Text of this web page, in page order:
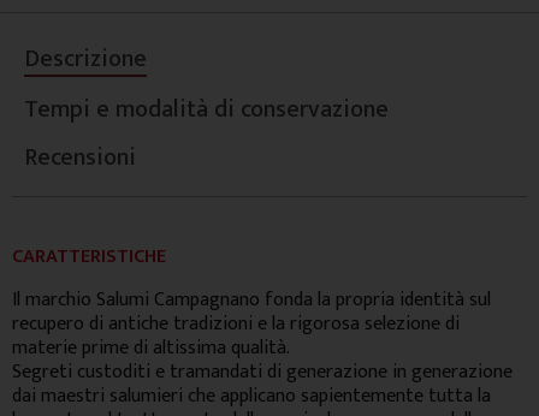
Descrizione
Tempi e modalità di conservazione
Recensioni
CARATTERISTICHE
Il marchio Salumi Campagnano fonda la propria identità sul
recupero di antiche tradizioni e la rigorosa selezione di
materie prime di altissima qualità.
Segreti custoditi e tramandati di generazione in generazione
dai maestri salumieri che applicano sapientemente tutta la